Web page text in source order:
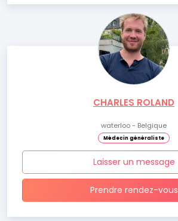
CHARLES ROLAND
waterloo - Belgique
Médecin généraliste
Laisser un message
Prendre rendez-vous